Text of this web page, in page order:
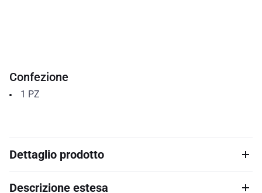
Confezione
1 PZ
Dettaglio prodotto
Descrizione estesa